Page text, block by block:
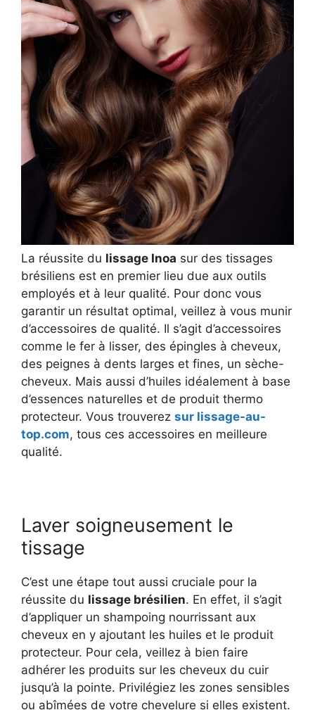
La réussite du lissage Inoa sur des tissages
brésiliens est en premier lieu due aux outils
employés et à leur qualité. Pour donc vous
garantir un résultat optimal, veillez à vous munir
d’accessoires de qualité. Il s’agit d’accessoires
comme le fer à lisser, des épingles à cheveux,
des peignes à dents larges et fines, un sèche-
cheveux. Mais aussi d’huiles idéalement à base
d’essences naturelles et de produit thermo
protecteur. Vous trouverez sur lissage-au-
top.com, tous ces accessoires en meilleure
qualité.
Laver soigneusement le
tissage
C’est une étape tout aussi cruciale pour la
réussite du lissage brésilien. En effet, il s’agit
d’appliquer un shampoing nourrissant aux
cheveux en y ajoutant les huiles et le produit
protecteur. Pour cela, veillez à bien faire
adhérer les produits sur les cheveux du cuir
jusqu’à la pointe. Privilégiez les zones sensibles
ou abîmées de votre chevelure si elles existent.